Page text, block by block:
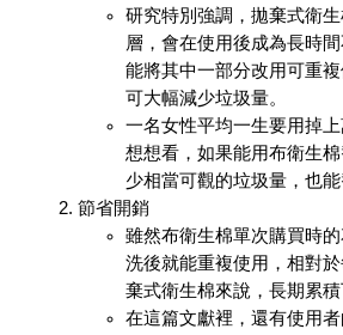
研究特別強調，拋棄式衛
層，會在使用後成為長時
能將其中一部分改用可重
可大幅減少垃圾量。
一名女性平均一生要用掉
想想看，如果能用布衛生
少相當可觀的垃圾量，也能
節省開銷
雖然布衛生棉單次購買時
洗後就能重複使用，相對
棄式衛生棉來說，長期累積
在這篇文獻裡，還有使用